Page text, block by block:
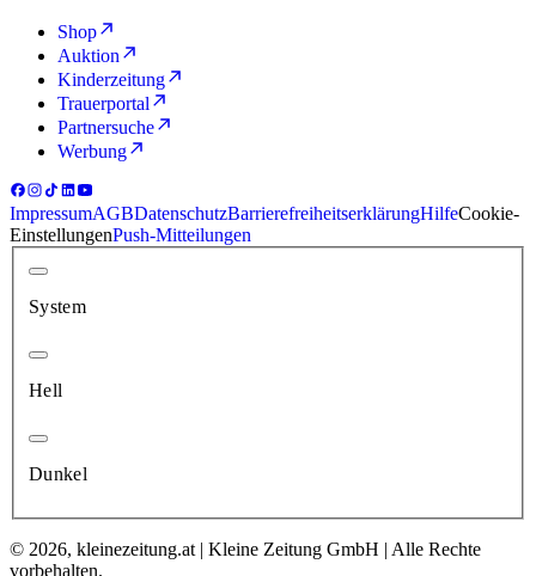
Shop
Auktion
Kinderzeitung
Trauerportal
Partnersuche
Werbung
ImpressumAGBDatenschutzBarrierefreiheitserklärungHilfeCookie-
EinstellungenPush-Mitteilungen
System
Hell
Dunkel
© 2026, kleinezeitung.at | Kleine Zeitung GmbH | Alle Rechte
vorbehalten.